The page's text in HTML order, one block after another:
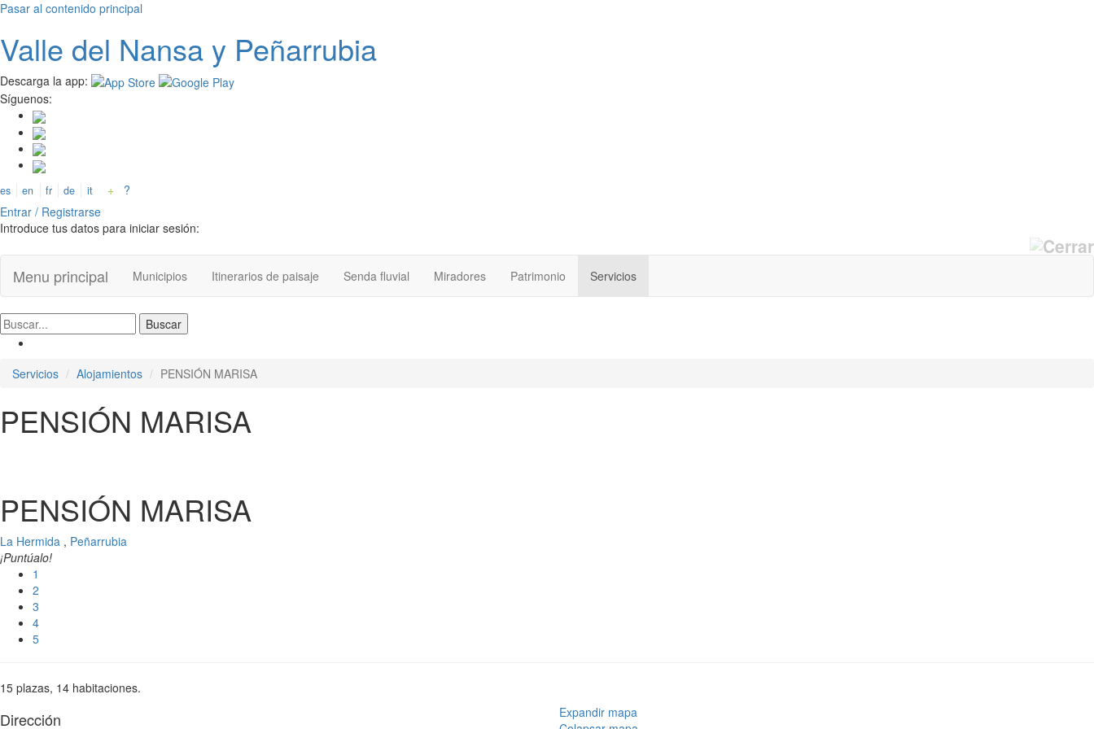
Pasar al contenido principal
Valle del Nansay Peñarrubia
Descarga la app:
Síguenos:
es en fr de it +
?
Entrar / Registrarse
Introduce tus datos para iniciar sesión:
Menu principal Municipios Itinerarios de paisaje Senda fluvial Miradores Patrimonio Servicios
Servicios Alojamientos PENSIÓN MARISA
PENSIÓN MARISA
PENSIÓN MARISA
La Hermida , Peñarrubia
¡Puntúalo!
1
2
3
4
5
15 plazas, 14 habitaciones.
Dirección
Expandir mapa